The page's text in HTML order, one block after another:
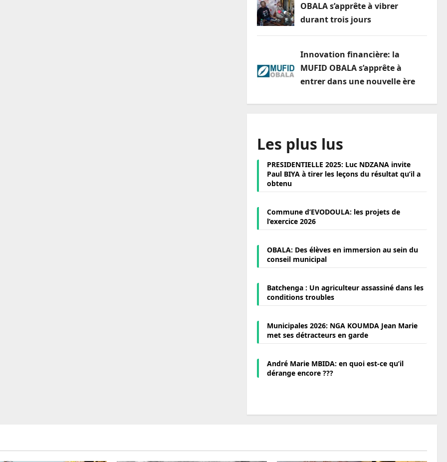
OBALA s’apprête à vibrer
durant trois jours
Innovation financière: la
MUFID OBALA s’apprête à
entrer dans une nouvelle ère
Les plus lus
PRESIDENTIELLE 2025: Luc NDZANA invite
Paul BIYA à tirer les leçons du résultat qu’il a
obtenu
Commune d’EVODOULA: les projets de
l’exercice 2026
OBALA: Des élèves en immersion au sein du
conseil municipal
Batchenga : Un agriculteur assassiné dans les
conditions troubles
Municipales 2026: NGA KOUMDA Jean Marie
met ses détracteurs en garde
André Marie MBIDA: en quoi est-ce qu’il
dérange encore ???